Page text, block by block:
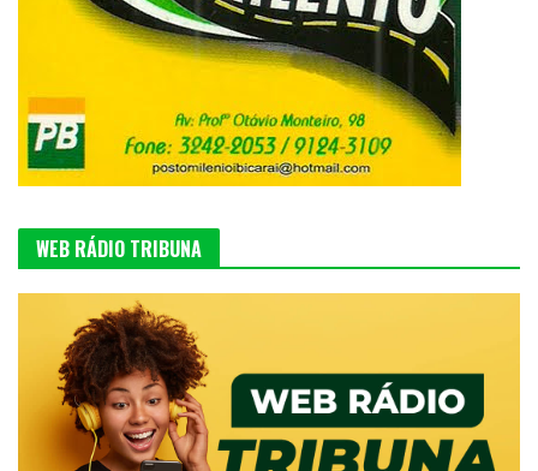
WEB RÁDIO TRIBUNA